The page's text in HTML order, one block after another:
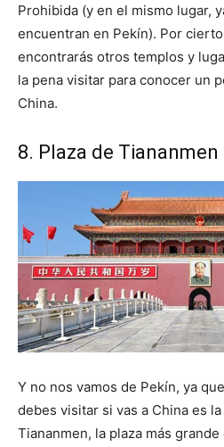
Prohibida (y en el mismo lugar,
encuentran en Pekín). Por
encontrarás otros templos y
la pena visitar para conocer un
China.
8. Plaza de Tiananmen
Y no nos vamos de Pekín, ya
debes visitar si vas a China es
Tiananmen, la plaza más